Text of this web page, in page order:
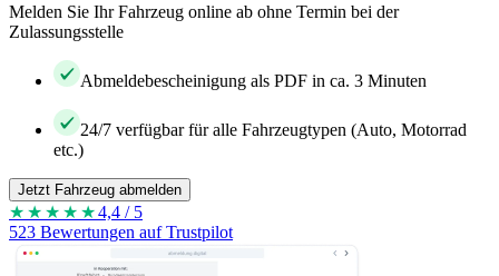
Melden Sie Ihr Fahrzeug online ab ohne Termin bei der
Zulassungsstelle
Abmeldebescheinigung als PDF in ca. 3 Minuten
24/7 verfügbar für alle Fahrzeugtypen (Auto, Motorrad
etc.)
Jetzt Fahrzeug abmelden
★★★★ ★4,4 / 5
523 Bewertungen auf Trustpilot